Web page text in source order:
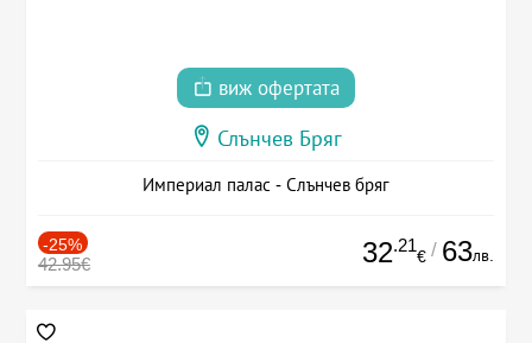
виж офертата
Слънчев Бряг
Империал палас - Слънчев бряг
-25%
42.95€ 32.21
€ / 63лв.